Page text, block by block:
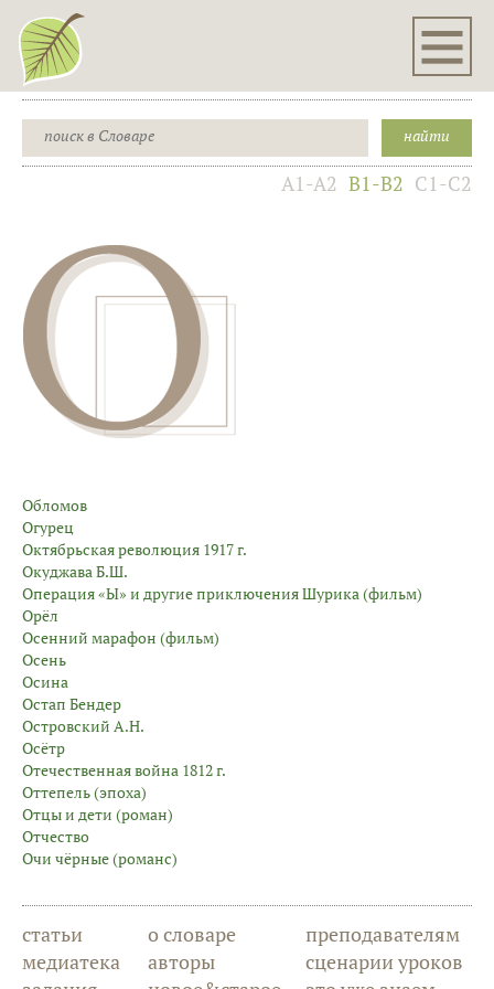
A1-A2 B1-B2 C1-C2
Обломов
Огурец
Октябрьская революция 1917 г.
Окуджава Б.Ш.
Операция «Ы» и другие приключения Шурика (фильм)
Орёл
Осенний марафон (фильм)
Осень
Осина
Остап Бендер
Островский А.Н.
Осётр
Отечественная война 1812 г.
Оттепель (эпоха)
Отцы и дети (роман)
Отчество
Очи чёрные (романс)
статьи
медиатека
о словаре
авторы
преподавателям
сценарии уроков